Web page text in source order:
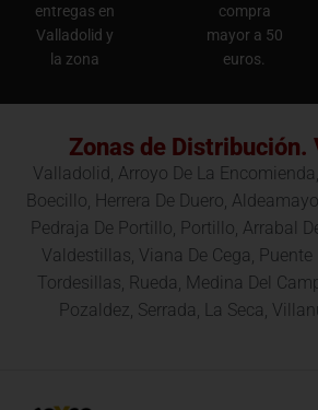
entregas en
Valladolid y
la zona
compra
mayor a 50
euros.
Zonas de Distribución.
Valladolid, Arroyo De La
Boecillo, Herrera De Duero,
Pedraja De Portillo, Portillo, Arrabal
Valdestillas, Viana De Cega, Puente
Tordesillas, Rueda, Medina Del
Pozaldez, Serrada, La Seca,